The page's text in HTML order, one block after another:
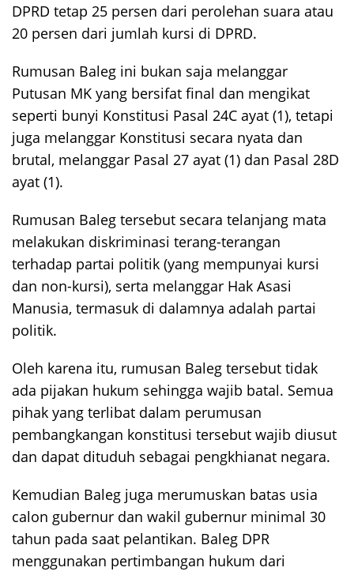
DPRD tetap 25 persen dari perolehan suara atau
20 persen dari jumlah kursi di DPRD.
Rumusan Baleg ini bukan saja melanggar
Putusan MK yang bersifat final dan mengikat
seperti bunyi Konstitusi Pasal 24C ayat (1), tetapi
juga melanggar Konstitusi secara nyata dan
brutal, melanggar Pasal 27 ayat (1) dan Pasal 28D
ayat (1).
Rumusan Baleg tersebut secara telanjang mata
melakukan diskriminasi terang-terangan
terhadap partai politik (yang mempunyai kursi
dan non-kursi), serta melanggar Hak Asasi
Manusia, termasuk di dalamnya adalah partai
politik.
Oleh karena itu, rumusan Baleg tersebut tidak
ada pijakan hukum sehingga wajib batal. Semua
pihak yang terlibat dalam perumusan
pembangkangan konstitusi tersebut wajib diusut
dan dapat dituduh sebagai pengkhianat negara.
Kemudian Baleg juga merumuskan batas usia
calon gubernur dan wakil gubernur minimal 30
tahun pada saat pelantikan. Baleg DPR
menggunakan pertimbangan hukum dari